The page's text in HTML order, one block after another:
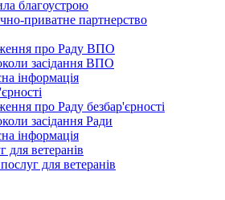
благоустрою
приватне партнерство
про Раду ВПО
засідання ВПО
інформація
про Раду безбар'єрності
засідання Ради
інформація
для ветеранів
для ветеранів